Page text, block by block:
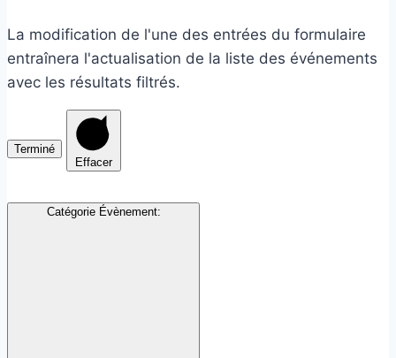
La modification de l'une des entrées du formulaire
entraînera l'actualisation de la liste des événements
avec les résultats filtrés.
Terminé
Effacer
Catégorie Évènement: